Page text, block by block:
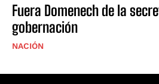
Fuera Domenech de la
gobernación
NACIÓN